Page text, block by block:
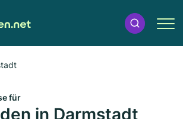
für
in Darmstadt